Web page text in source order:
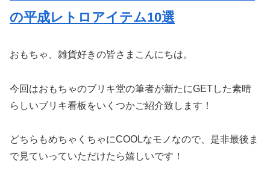
の平成レトロアイテム10選
おもちゃ、雑貨好きの皆さまこんにちは。
今回はおもちゃのブリキ堂の筆者が新たにGETした素晴
らしいブリキ看板をいくつかご紹介致します！
どちらもめちゃくちゃにCOOLなモノなので、是非最後ま
で見ていっていただけたら嬉しいです！